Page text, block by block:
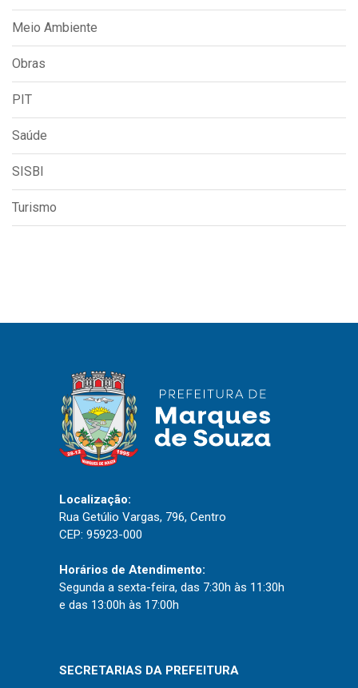
Meio Ambiente
Obras
PIT
Saúde
SISBI
Turismo
Localização:
Rua Getúlio Vargas, 796, Centro
CEP: 95923-000
Horários de Atendimento:
Segunda a sexta-feira, das 7:30h às 11:30h
e das 13:00h às 17:00h
SECRETARIAS DA PREFEITURA